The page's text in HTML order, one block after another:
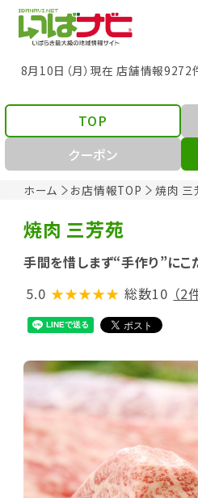
8月10日（月）現在 店舗情報
ホーム お店情報TOP 焼肉 三
TOP
クーポン
焼肉 三芳苑
手間を惜しまず“手作り”にこ
5.0 ★★★★★ 総数10 （2